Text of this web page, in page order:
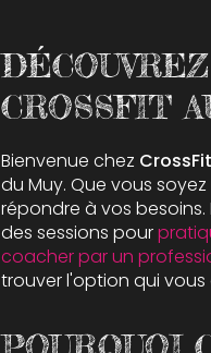
CROSSFIT
Bienvenue chez
du Muy. Que vous
répondre à vos
des sessions pour
coacher par un
trouver l'option qui vous